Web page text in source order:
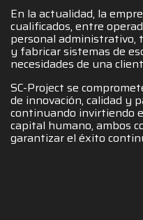
En la actualidad, la
cualificados, entre
personal administrativo,
y fabricar sistemas de
necesidades de una
SC-Project se
de innovación, calidad y
continuando invirtiendo
capital humano, ambos
garantizar el éxito